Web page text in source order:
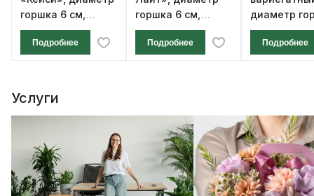
горшка 6 см,
высота 12 см
Подробнее
горшка 6 см,
высота 12 см
Подробнее
диаметр
см, высота
Подробнее
Услуги